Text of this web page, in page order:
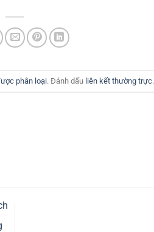
phân loại. Đánh dấu liên kết thường trực.